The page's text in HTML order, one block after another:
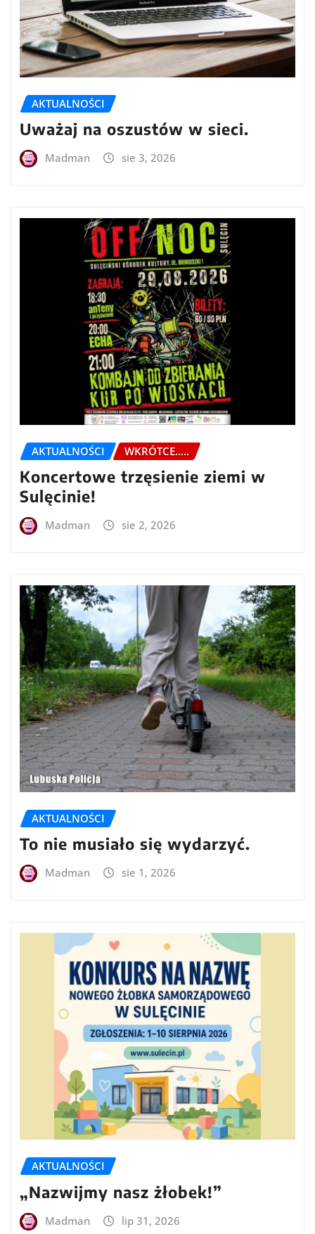
AKTUALNOŚCI
Uważaj na oszustów w sieci.
Madman sie 3, 2026
AKTUALNOŚCI WKRÓTCE.....
Koncertowe trzęsienie ziemi w
Sulęcinie!
Madman sie 2, 2026
AKTUALNOŚCI
To nie musiało się wydarzyć.
Madman sie 1, 2026
AKTUALNOŚCI
„Nazwijmy nasz żłobek!”
Madman lip 31, 2026